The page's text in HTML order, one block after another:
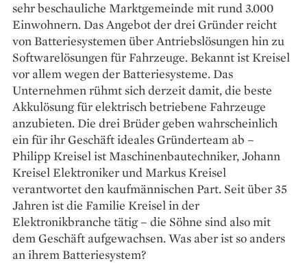
sehr beschauliche Marktgemeinde mit rund 3.000
Einwohnern. Das Angebot der drei Gründer reicht
von Batteriesystemen über Antriebslösungen hin zu
Softwarelösungen für Fahrzeuge. Bekannt ist Kreisel
vor allem wegen der Batteriesysteme. Das
Unternehmen rühmt sich derzeit damit, die beste
Akkulösung für elektrisch betriebene Fahrzeuge
anzubieten. Die drei Brüder geben wahrscheinlich
ein für ihr Geschäft ideales Gründerteam ab –
Philipp Kreisel ist Maschinenbautechniker, Johann
Kreisel Elektroniker und Markus Kreisel
verantwortet den kaufmännischen Part. Seit über 35
Jahren ist die Familie Kreisel in der
Elektronikbranche tätig – die Söhne sind also mit
dem Geschäft aufgewachsen. Was aber ist so anders
an ihrem Batteriesystem?